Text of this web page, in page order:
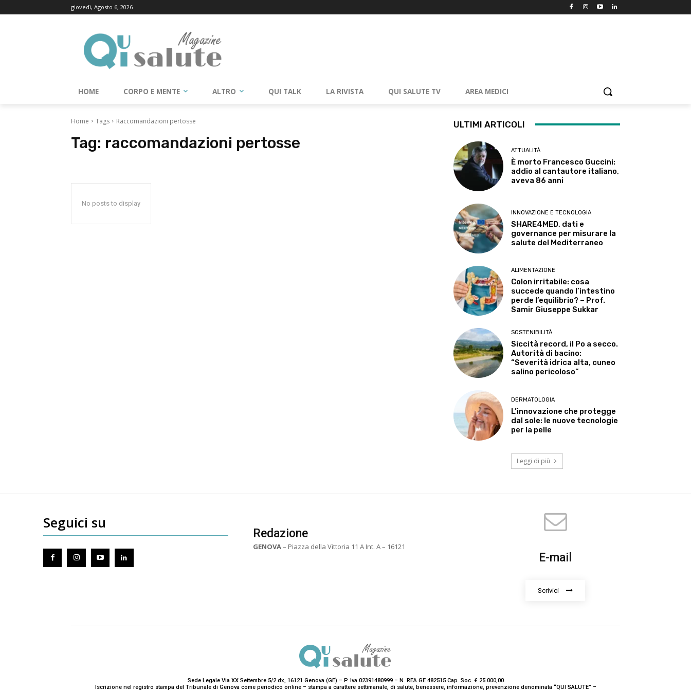
giovedì, Agosto 6, 2026
HOME CORPO E MENTE ALTRO QUI TALK LA RIVISTA QUI SALUTE TV AREA MEDICI
Home Tags Raccomandazioni pertosse
Tag: raccomandazioni pertosse
No posts to display
ULTIMI ARTICOLI
ATTUALITÀ
È morto Francesco Guccini:
addio al cantautore italiano,
aveva 86 anni
INNOVAZIONE E TECNOLOGIA
SHARE4MED, dati e
governance per misurare la
salute del Mediterraneo
ALIMENTAZIONE
Colon irritabile: cosa
succede quando l’intestino
perde l’equilibrio? – Prof.
Samir Giuseppe Sukkar
SOSTENIBILITÀ
Siccità record, il Po a secco.
Autorità di bacino:
“Severità idrica alta, cuneo
salino pericoloso”
DERMATOLOGIA
L’innovazione che protegge
dal sole: le nuove tecnologie
per la pelle
Leggi di più
Seguici su
Redazione
GENOVA– Piazza della Vittoria 11 A Int. A – 16121
E-mail
Scrivici
Sede Legale Via XX Settembre 5/2 dx, 16121 Genova (GE) – P. Iva 02391480999 – N. REA GE 482515 Cap. Soc. € 25.000,00
Iscrizione nel registro stampa del Tribunale di Genova come periodico online – stampa a carattere settimanale, di salute, benessere, informazione, prevenzione denominata “QUI SALUTE” –